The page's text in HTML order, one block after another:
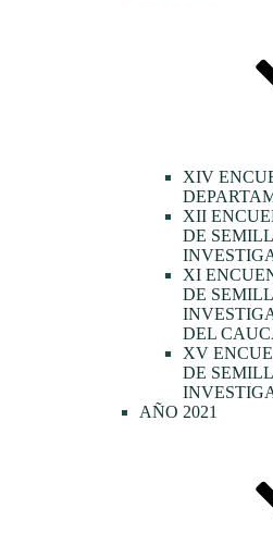
XIV
XII
DE
XI
DE
DEL
XV
DE
AÑO 2021